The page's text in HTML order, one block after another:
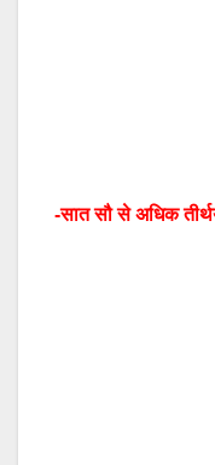
-सात सौ से अधिक